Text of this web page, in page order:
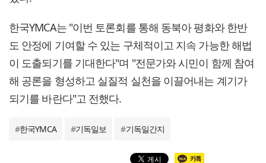
한국YMCA는 "이번 토론회를 통해 동북아 평화와 한반
도 안정에 기여할 수 있는 구체적이고 지속 가능한 해법
이 도출되기를 기대한다"며 "전문가와 시민이 함께 참여
해 공론을 형성하고 실질적 실천을 이끌어내는 계기가
되기를 바란다"고 전했다.
#한국YMCA #기독일보 #기독일간지